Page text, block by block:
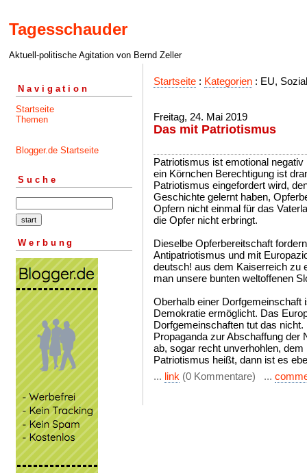
Tagesschauder
Aktuell-politische Agitation von Bernd Zeller
Navigation
Startseite
Themen
Blogger.de Startseite
Suche
Werbung
Startseite : Kategorien : EU,
Freitag, 24. Mai 2019
Das mit Patriotismus
Patriotismus ist emotional
ein Körnchen Berechtigung ist
Patriotismus eingefordert wird,
Geschichte gelernt haben,
Opfern nicht einmal für das
die Opfer nicht erbringt.
Dieselbe Opferbereitschaft
Antipatriotismus und mit
deutsch! aus dem Kaiserreich zu
man unsere bunten weltoffenen
Oberhalb einer
Demokratie ermöglicht. Das
Dorfgemeinschaften tut das
Propaganda zur Abschaffung der
ab, sogar recht unverhohlen,
Patriotismus heißt, dann ist es
... link (0 Kommentare) ...